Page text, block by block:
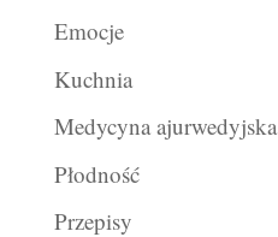
Emocje
Kuchnia
Medycyna ajurwedyjska
Płodność
Przepisy